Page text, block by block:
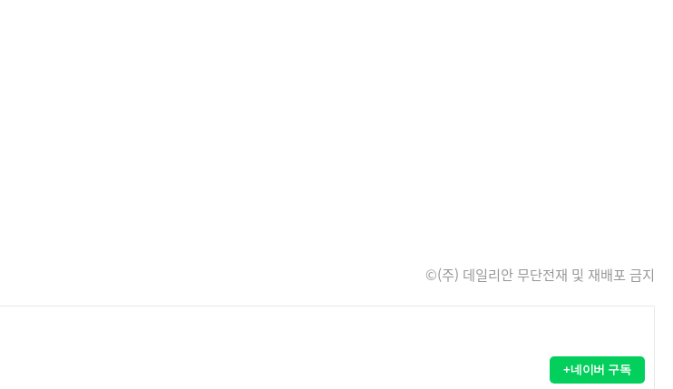
©(주) 데일리안 무단전재 및 재배포 금지
+네이버 구독